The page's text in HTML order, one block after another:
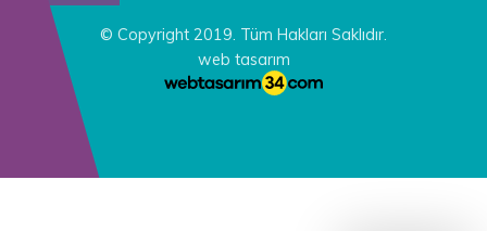
© Copyright 2019. Tüm Hakları Saklıdır.
web tasarım